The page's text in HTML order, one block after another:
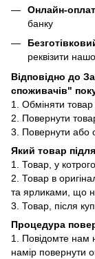
Онлайн-
банку
реквізити
Відповідно до
споживачів"
1. Обміняти товар
2. Повернути
3. Повернути або
Який товар
1. Товар, у
2. Товар в
та ярликами, що
3. Товар, після
Процедура
1. Повідомте нам
намір повернути